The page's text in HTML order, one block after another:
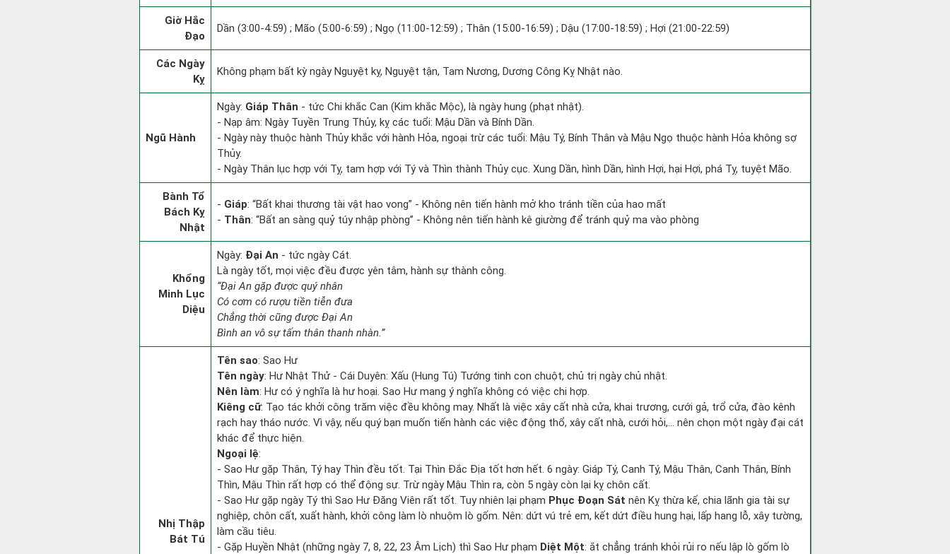
Giờ Hắc
Đạo
Dần (3:00-4:59) ; Mão (5:00-6:59) ; Ngọ (11:00-12:59) ; Thân (15:00-16:59) ; Dậu (17:00-18:59) ; Hợi (21:00-22:59)
Các Ngày
Kỵ
Không phạm bất kỳ ngày Nguyệt kỵ, Nguyệt tận, Tam Nương, Dương Công Kỵ Nhật nào.
Ngũ Hành
Ngày: Giáp Thân - tức Chi khắc Can (Kim khắc Mộc), là ngày hung (phạt nhật).
- Nạp âm: Ngày Tuyền Trung Thủy, kỵ các tuổi: Mậu Dần và Bính Dần.
- Ngày này thuộc hành Thủy khắc với hành Hỏa, ngoại trừ các tuổi: Mậu Tý, Bính Thân và Mậu Ngọ thuộc hành Hỏa không sợ
Thủy.
- Ngày Thân lục hợp với Tỵ, tam hợp với Tý và Thìn thành Thủy cục. Xung Dần, hình Dần, hình Hợi, hại Hợi, phá Tỵ, tuyệt Mão.
Bành Tổ
Bách Kỵ
Nhật
- Giáp: “Bất khai thương tài vật hao vong” - Không nên tiến hành mở kho tránh tiền của hao mất
- Thân: “Bất an sàng quỷ túy nhập phòng” - Không nên tiến hành kê giường để tránh quỷ ma vào phòng
Khổng
Minh Lục
Diệu
Ngày: Đại An - tức ngày Cát.
Là ngày tốt, mọi việc đều được yên tâm, hành sự thành công.
“Đại An gặp được quý nhân
Có cơm có rượu tiền tiễn đưa
Chẳng thời cũng được Đại An
Bình an vô sự tấm thân thanh nhàn.”
Nhị Thập
Bát Tú
Tên sao: Sao Hư
Tên ngày: Hư Nhật Thử - Cái Duyên: Xấu (Hung Tú) Tướng tinh con chuột, chủ trị ngày chủ nhật.
Nên làm: Hư có ý nghĩa là hư hoại. Sao Hư mang ý nghĩa không có việc chi hợp.
Kiêng cữ: Tạo tác khởi công trăm việc đều không may. Nhất là việc xây cất nhà cửa, khai trương, cưới gả, trổ cửa, đào kênh
rạch hay tháo nước. Vì vậy, nếu quý bạn muốn tiến hành các việc động thổ, xây cất nhà, cưới hỏi,... nên chọn một ngày đại cát
khác để thực hiện.
Ngoại lệ:
- Sao Hư gặp Thân, Tý hay Thìn đều tốt. Tại Thìn Đắc Địa tốt hơn hết. 6 ngày: Giáp Tý, Canh Tý, Mậu Thân, Canh Thân, Bính
Thìn, Mậu Thìn rất hợp có thể động sự. Trừ ngày Mậu Thìn ra, còn 5 ngày còn lại kỵ chôn cất.
- Sao Hư gặp ngày Tý thì Sao Hư Đăng Viên rất tốt. Tuy nhiên lại phạm Phục Đoạn Sát nên Kỵ thừa kế, chia lãnh gia tài sự
nghiệp, chôn cất, xuất hành, khởi công làm lò nhuộm lò gốm. Nên: dứt vú trẻ em, kết dứt điều hung hại, lấp hang lỗ, xây tường,
làm cầu tiêu.
- Gặp Huyền Nhật (những ngày 7, 8, 22, 23 Âm Lịch) thì Sao Hư phạm Diệt Một: ắt chẳng tránh khỏi rủi ro nếu lập lò gốm lò